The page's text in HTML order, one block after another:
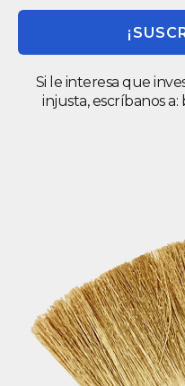
Si le interesa que
injusta, escríbanos a: